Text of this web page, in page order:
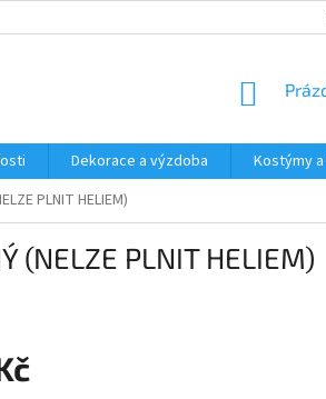
Dekorace a výzdoba Kostýmy
PLNIT HELIEM)
PLNIT HELIEM)